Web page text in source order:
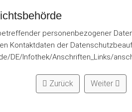
personenbezogener
Kontaktdaten der
DE/Infothek/Anschriften_Links/
Zurück Weiter